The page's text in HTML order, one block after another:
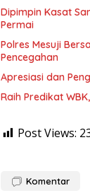
Dipimpin Kasat
Permai
Polres Mesuji
Pencegahan
Apresiasi dan
Raih Predikat
Post Views:
Komentar